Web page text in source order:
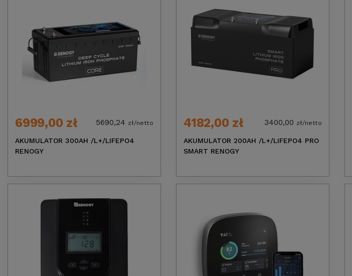
6999,00 zł 5690,24 zł/netto
AKUMULATOR 300AH /L+/LIFEPO4
RENOGY
4182,00 zł 3400,00 zł/netto
AKUMULATOR 200AH /L+/LIFEPO4 PRO
SMART RENOGY